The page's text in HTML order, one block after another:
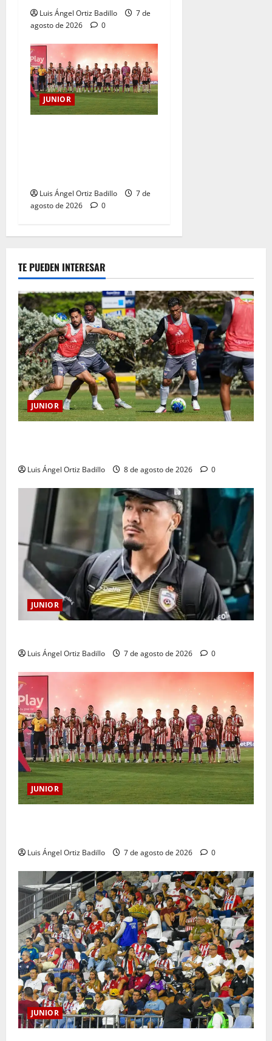
Luis Ángel Ortiz Badillo
7 de
agosto de 2026
0
JUNIOR
Luis Ángel Ortiz Badillo
7 de
agosto de 2026
0
TE PUEDEN INTERESAR
JUNIOR
Luis Ángel Ortiz Badillo 8 de agosto de 2026 0
JUNIOR
Luis Ángel Ortiz Badillo 7 de agosto de 2026 0
JUNIOR
Luis Ángel Ortiz Badillo 7 de agosto de 2026 0
JUNIOR